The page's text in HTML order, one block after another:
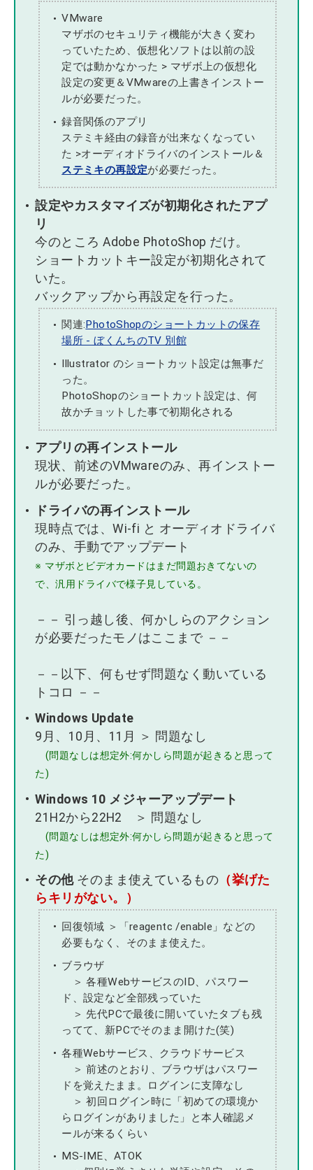
VMware
マザボのセキュリティ機能が大きく変わ
っていたため、仮想化ソフトは以前の設
定では動かなかった > マザボ上の仮想化
設定の変更＆VMwareの上書きインストー
ルが必要だった。
録音関係のアプリ
ステミキ経由の録音が出来なくなってい
た >オーディオドライバのインストール＆
ステミキの再設定が必要だった。
設定やカスタマイズが初期化されたアプ
リ
今のところ Adobe PhotoShop だけ。
ショートカットキー設定が初期化されて
いた。
バックアップから再設定を行った。
関連: PhotoShopのショートカットの保存
場所 - ぼくんちのTV 別館
Illustrator のショートカット設定は無事だ
った。
PhotoShopのショートカット設定は、何
故かチョットした事で初期化される
アプリの再インストール
現状、前述のVMwareのみ、再インストー
ルが必要だった。
ドライバの再インストール
現時点では、Wi-fi と オーディオドライバ
のみ、手動でアップデート
※ マザボとビデオカードはまだ問題おきてないの
で、汎用ドライバで様子見している。
－－ 引っ越し後、何かしらのアクション
が必要だったモノはここまで －－
－－以下、何もせず問題なく動いている
トコロ －－
Windows Update
9月、10月、11月 ＞ 問題なし
(問題なしは想定外:何かしら問題が起きると思って
た)
Windows 10 メジャーアップデート
21H2から22H2 ＞ 問題なし
(問題なしは想定外:何かしら問題が起きると思って
た)
その他そのまま使えているもの （挙げた
らキリがない。）
回復領域 ＞「reagentc /enable」などの
必要もなく、そのまま使えた。
ブラウザ
＞ 各種WebサービスのID、パスワー
ド、設定など全部残っていた
＞ 先代PCで最後に開いていたタブも残
ってて、新PCでそのまま開けた(笑)
各種Webサービス、クラウドサービス
＞ 前述のとおり、ブラウザはパスワー
ドを覚えたまま。ログインに支障なし
＞ 初回ログイン時に「初めての環境か
らログインがありました」と本人確認メ
ールが来るくらい
MS-IME、ATOK